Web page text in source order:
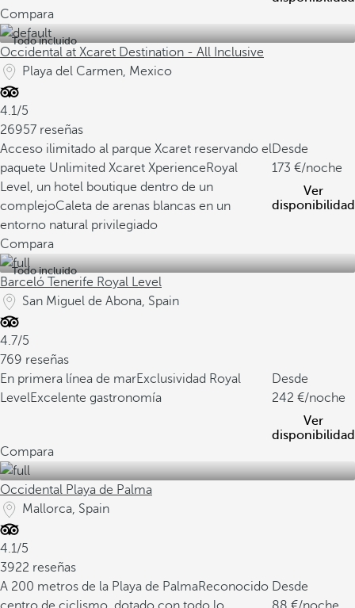
Compara
Todo incluido
Occidental at Xcaret Destination - All Inclusive
Playa del Carmen, Mexico
4.1/5
26957 reseñas
Acceso ilimitado al parque Xcaret reservando el
paquete Unlimited Xcaret XperienceRoyal
Level, un hotel boutique dentro de un
complejoCaleta de arenas blancas en un
entorno natural privilegiado
Desde
173
/noche
Ver
disponibilidad
Compara
Todo incluido
Barceló Tenerife Royal Level
San Miguel de Abona, Spain
4.7/5
769 reseñas
En primera línea de marExclusividad Royal
LevelExcelente gastronomía
Desde
242
/noche
Ver
disponibilidad
Compara
Occidental Playa de Palma
Mallorca, Spain
4.1/5
3922 reseñas
A 200 metros de la Playa de PalmaReconocido Desde